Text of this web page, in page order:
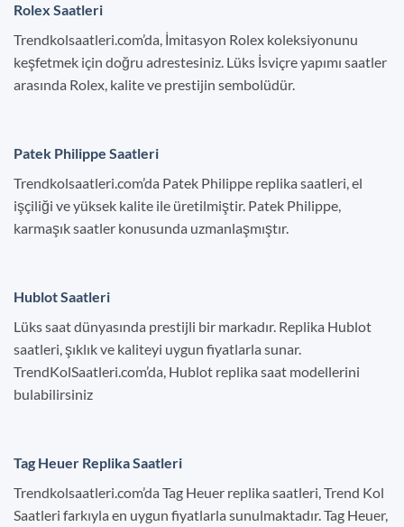
Rolex Saatleri
Trendkolsaatleri.com’da, İmitasyon Rolex koleksiyonunu
keşfetmek için doğru adrestesiniz. Lüks İsviçre yapımı saatler
arasında Rolex, kalite ve prestijin sembolüdür.
Patek Philippe Saatleri
Trendkolsaatleri.com’da Patek Philippe replika saatleri, el
işçiliği ve yüksek kalite ile üretilmiştir. Patek Philippe,
karmaşık saatler konusunda uzmanlaşmıştır.
Hublot Saatleri
Lüks saat dünyasında prestijli bir markadır. Replika Hublot
saatleri, şıklık ve kaliteyi uygun fiyatlarla sunar.
TrendKolSaatleri.com’da, Hublot replika saat modellerini
bulabilirsiniz
Tag Heuer Replika Saatleri
Trendkolsaatleri.com’da Tag Heuer replika saatleri, Trend Kol
Saatleri farkıyla en uygun fiyatlarla sunulmaktadır. Tag Heuer,